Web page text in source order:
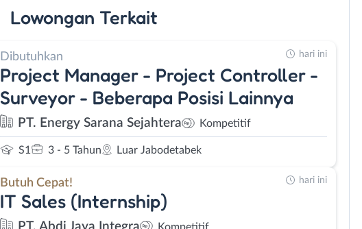
Lowongan Terkait
Dibutuhkan
Project Manager - Project Controller -
Surveyor - Beberapa Posisi Lainnya
PT. Energy Sarana Sejahtera Kompetitif
S1 3 - 5 Tahun Luar Jabodetabek
hari ini
Butuh Cepat!
IT Sales (Internship)
PT. Abdi Jaya Integra Kompetitif
hari ini